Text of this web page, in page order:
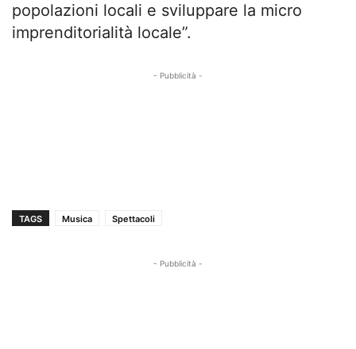
popolazioni locali e sviluppare la micro
imprenditorialità locale”.
- Pubblicità -
TAGS Musica Spettacoli
- Pubblicità -